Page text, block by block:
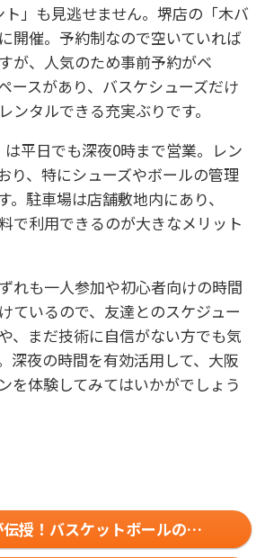
ト」も見逃せません。堺店の「木バ
開催。予約制なので空いていれば
が、人気のため事前予約がベ
ースがあり、バスケシューズだけ
ンタルできる充実ぶりです。
平日でも深夜0時まで営業。レン
り、特にシューズやボールの管理
。駐車場は店舗敷地内にあり、
で利用できるのが大きなメリット
れも一人参加や初心者向けの時間
ているので、友達とのスケジュー
、まだ技術に自信がない方でも気
深夜の時間を有効活用して、大阪
を体験してみてはいかがでしょう
授！バスケットボールのセ
訣